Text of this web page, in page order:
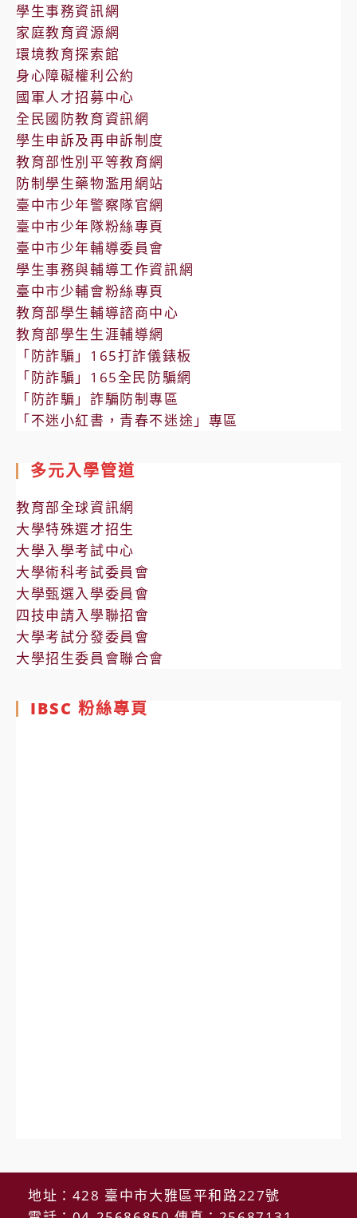
學生事務資訊網
家庭教育資源網
環境教育探索館
身心障礙權利公約
國軍人才招募中心
全民國防教育資訊網
學生申訴及再申訴制度
教育部性別平等教育網
防制學生藥物濫用網站
臺中市少年警察隊官網
臺中市少年隊粉絲專頁
臺中市少年輔導委員會
學生事務與輔導工作資訊網
臺中市少輔會粉絲專頁
教育部學生輔導諮商中心
教育部學生生涯輔導網
「防詐騙」165打詐儀錶板
「防詐騙」165全民防騙網
「防詐騙」詐騙防制專區
「不迷小紅書，青春不迷途」專區
多元入學管道
教育部全球資訊網
大學特殊選才招生
大學入學考試中心
大學術科考試委員會
大學甄選入學委員會
四技申請入學聯招會
大學考試分發委員會
大學招生委員會聯合會
IBSC 粉絲專頁
地址：428 臺中市大雅區平和路227號